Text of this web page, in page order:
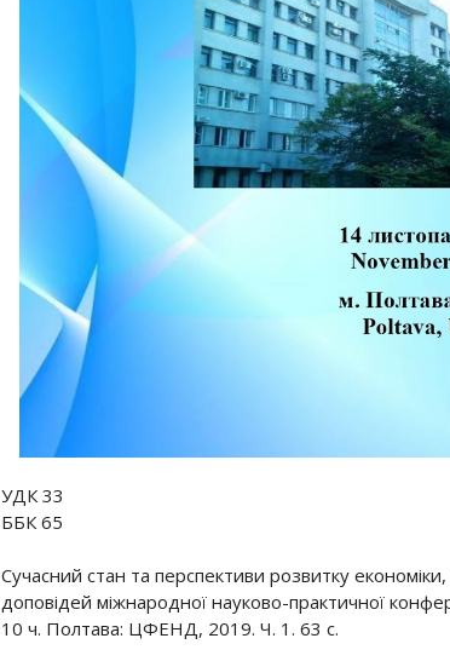
УДК 33
ББК 65
Сучасний стан та перспективи розвитку економіки,
доповідей міжнародної науково-практичної
10 ч. Полтава: ЦФЕНД, 2019. Ч. 1. 63 с.